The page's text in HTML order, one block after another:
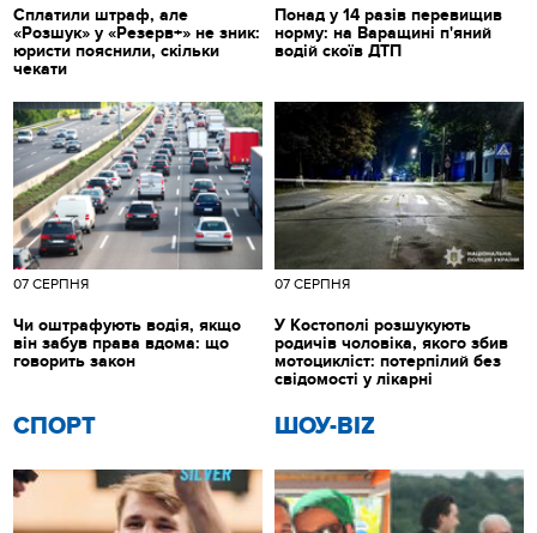
Сплатили штраф, але
«Розшук» у «Резерв+» не зник:
юристи пояснили, скільки
чекати
Понад у 14 разів перевищив
норму: на Варащині п'яний
водій скоїв ДТП
СПОРТ ШОУ-BIZ
07 СЕРПНЯ
Чи оштрафують водія, якщо
він забув права вдома: що
говорить закон
07 СЕРПНЯ
У Костополі розшукують
родичів чоловіка, якого збив
мотоцикліст: потерпілий без
свідомості у лікарні